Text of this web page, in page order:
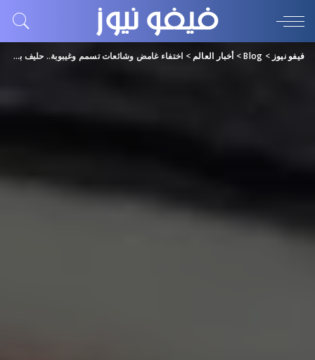
فيفو نيوز >
Blog
> أخبار العالم > اختفاء غامض وشائعات تسمم وغيبوبة.. حليف بوتين يظهر في فيديو